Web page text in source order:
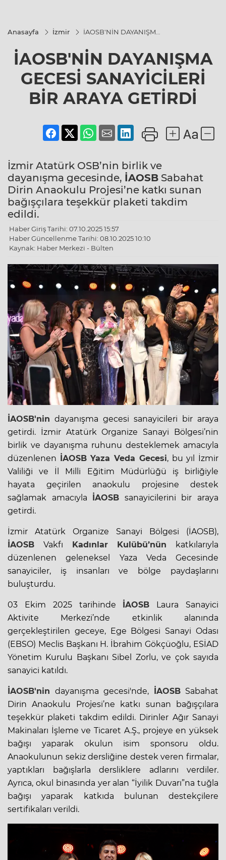
Anasayfa İzmir
İAOSB'NİN DAYANIŞMA
BİR ARAYA GETİRDİ
İAOSB'NİN DAYANIŞMA
GECESİ SANAYİCİLERİ
BİR ARAYA GETİRDİ
İzmir Atatürk OSB’nin birlik ve
dayanışma gecesinde, İAOSB Sabahat
Dirin Anaokulu Projesi’ne katkı sunan
bağışçılara teşekkür plaketi takdim
edildi.
Haber Giriş Tarihi: 07.10.2025 15:57
Haber Güncellenme Tarihi: 08.10.2025 10:10
Kaynak: Haber Merkezi - Bülten
İAOSB'nin dayanışma gecesi sanayicileri bir araya
getirdi. İzmir Atatürk Organize Sanayi Bölgesi’nin
birlik ve dayanışma ruhunu desteklemek amacıyla
düzenlenen İAOSBYaza Veda Gecesi, bu yıl İzmir
Valiliği ve İl Milli Eğitim Müdürlüğü iş birliğiyle
hayata geçirilen anaokulu projesine destek
sağlamak amacıyla İAOSB sanayicilerini bir araya
getirdi.
İzmir Atatürk Organize Sanayi Bölgesi (İAOSB),
İAOSB Vakfı Kadınlar Kulübü’nün katkılarıyla
düzenlenen geleneksel Yaza Veda Gecesinde
sanayiciler, iş insanları ve bölge paydaşlarını
buluşturdu.
03 Ekim 2025 tarihinde İAOSB Laura Sanayici
Aktivite Merkezi’nde etkinlik alanında
gerçekleştirilen geceye, Ege Bölgesi Sanayi Odası
(EBSO) Meclis Başkanı H. İbrahim Gökçüoğlu, ESİAD
Yönetim Kurulu Başkanı Sibel Zorlu, ve çok sayıda
sanayici katıldı.
İAOSB'nin dayanışma gecesi'nde, İAOSBSabahat
Dirin Anaokulu Projesi’ne katkı sunan bağışçılara
teşekkür plaketi takdim edildi. Dirinler Ağır Sanayi
Makinaları İşleme ve Ticaret A.Ş., projeye en yüksek
bağışı yaparak okulun isim sponsoru oldu.
Anaokulunun sekiz dersliğine destek veren firmalar,
yaptıkları bağışlarla dersliklere adlarını verdiler.
Ayrıca, okul binasında yer alan “İyilik Duvarı”na tuğla
bağışı yaparak katkıda bulunan destekçilere
sertifikaları verildi.